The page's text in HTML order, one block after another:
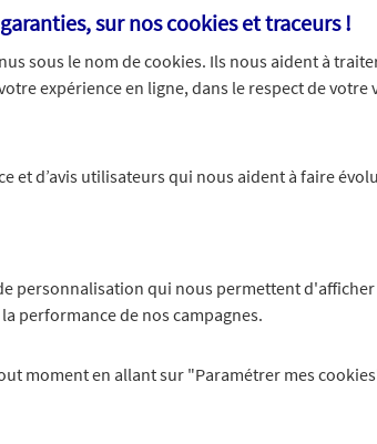
de SIRET
dans votre demande de devis.
sur noscookies et traceurs!
sous le nom decookies. Ils nous aident à
expérience en ligne, dans le respect de votre
et d’avis utilisateurs qui nous aident à faire
personnalisation qui nous permettent
performance de nos campagnes.
moment en allant sur "Paramétrer mescookies